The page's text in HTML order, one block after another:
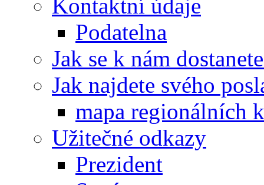
Kontaktní údaje
Podatelna
Jak se k nám
Jak najdete svého
mapa regionálních
Užitečné odkazy
Prezident